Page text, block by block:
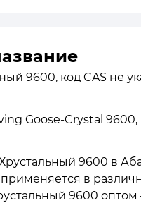
9600, код CAS не
Goose-Crystal
9600 в
в
9600